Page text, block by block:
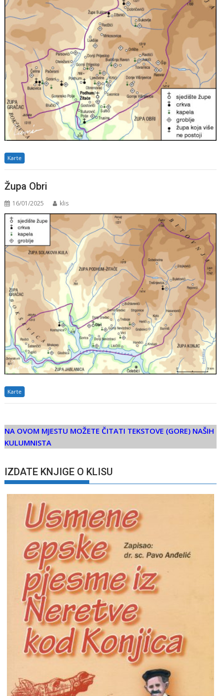
Karte
Župa Obri
16/01/2025 klis
Karte
NA OVOM MJESTU MOŽETE ČITATI TEKSTOVE (GORE) NAŠIH
KULUMNISTA
IZDATE KNJIGE O KLISU